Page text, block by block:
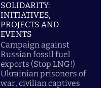
SOLIDARITY:
INITIATIVES,
PROJECTS AND
EVENTS
Campaign against
Russian fossil fuel
exports (Stop LNG!)
Ukrainian prisoners of
war, civilian captives